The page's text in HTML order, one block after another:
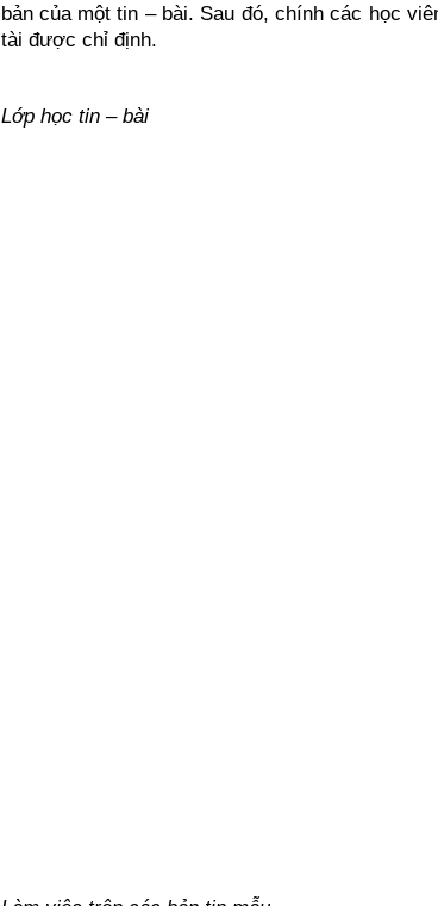
bản của một tin – bài. Sau đó, chính các học
tài được chỉ định.
Lớp học tin – bài